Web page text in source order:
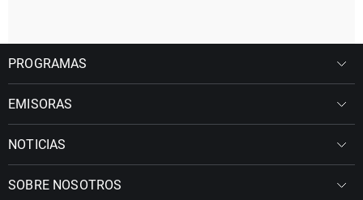
PROGRAMAS
EMISORAS
NOTICIAS
SOBRE NOSOTROS